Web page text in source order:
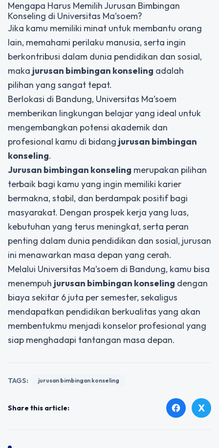
Mengapa Harus Memilih Jurusan Bimbingan
Konseling di Universitas Ma’soem?
Jika kamu memiliki minat untuk membantu orang
lain, memahami perilaku manusia, serta ingin
berkontribusi dalam dunia pendidikan dan sosial,
maka jurusan bimbingan konseling adalah
pilihan yang sangat tepat.
Berlokasi di Bandung, Universitas Ma’soem
memberikan lingkungan belajar yang ideal untuk
mengembangkan potensi akademik dan
profesional kamu di bidang jurusan bimbingan
konseling.
Jurusan bimbingan konseling merupakan pilihan
terbaik bagi kamu yang ingin memiliki karier
bermakna, stabil, dan berdampak positif bagi
masyarakat. Dengan prospek kerja yang luas,
kebutuhan yang terus meningkat, serta peran
penting dalam dunia pendidikan dan sosial, jurusan
ini menawarkan masa depan yang cerah.
Melalui Universitas Ma’soem di Bandung, kamu bisa
menempuh jurusan bimbingan konseling dengan
biaya sekitar 6 juta per semester, sekaligus
mendapatkan pendidikan berkualitas yang akan
membentukmu menjadi konselor profesional yang
siap menghadapi tantangan masa depan.
TAGS: jurusan bimbingan konseling
Share this article: facebook X